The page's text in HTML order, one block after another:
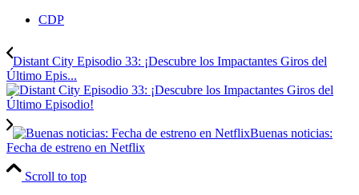
CDP
Distant City Episodio 33: ¡Descubre los Impactantes Giros del
Último Epis...
Buenas noticias:
Fecha de estreno en Netflix
Scroll to top